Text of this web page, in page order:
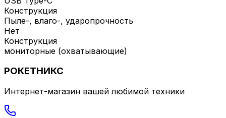
Конструкция
Пыле-, влаго-, ударопрочность
Нет
Конструкция
мониторные (охватывающие)
РОКЕТНИКС
Интернет-магазин вашей любимой техники